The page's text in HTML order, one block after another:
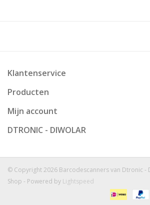
Klantenservice
Producten
Mijn account
DTRONIC - DIWOLAR
© Copyright 2026 Barcodescanners van Dtronic -
Shop - Powered by Lightspeed